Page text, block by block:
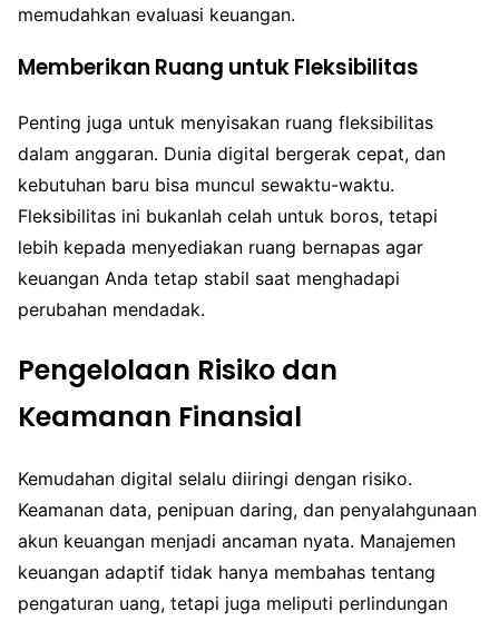
memudahkan evaluasi keuangan.
Memberikan Ruang untuk Fleksibilitas
Penting juga untuk menyisakan ruang fleksibilitas
dalam anggaran. Dunia digital bergerak cepat, dan
kebutuhan baru bisa muncul sewaktu-waktu.
Fleksibilitas ini bukanlah celah untuk boros, tetapi
lebih kepada menyediakan ruang bernapas agar
keuangan Anda tetap stabil saat menghadapi
perubahan mendadak.
Pengelolaan Risiko dan
Keamanan Finansial
Kemudahan digital selalu diiringi dengan risiko.
Keamanan data, penipuan daring, dan penyalahgunaan
akun keuangan menjadi ancaman nyata. Manajemen
keuangan adaptif tidak hanya membahas tentang
pengaturan uang, tetapi juga meliputi perlindungan